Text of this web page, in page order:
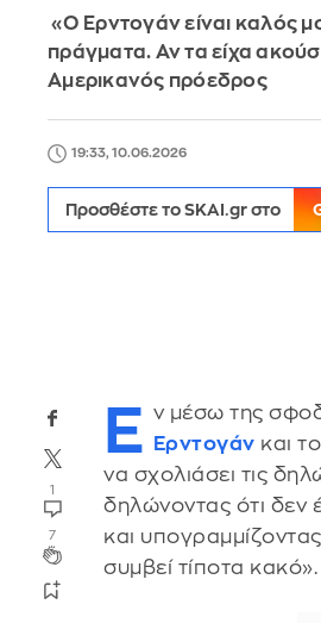
«Ο Ερντογάν είναι καλός
πράγματα. Αν τα είχα
Αμερικανός πρόεδρος
19:33, 10.06.2026
Προσθέστε το SKAI.gr στο
1
7
Ε ν μέσω της
Ερντογάν και
να σχολιάσει τις
δηλώνοντας ότι δεν
και
συμβεί τίποτα κακό».